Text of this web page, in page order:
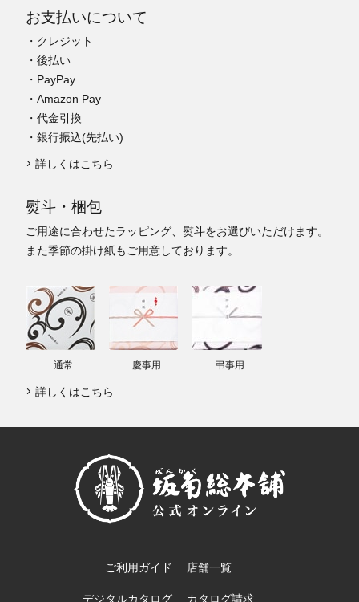
お支払いについて
・クレジット
・後払い
・PayPay
・Amazon Pay
・代金引換
・銀行振込(先払い)
詳しくはこちら
熨斗・梱包
ご用途に合わせたラッピング、熨斗をお選びいただけます。
また季節の掛け紙もご用意しております。
通常 慶事用 弔事用
詳しくはこちら
ご利用ガイド 店舗一覧
デジタルカタログ カタログ請求